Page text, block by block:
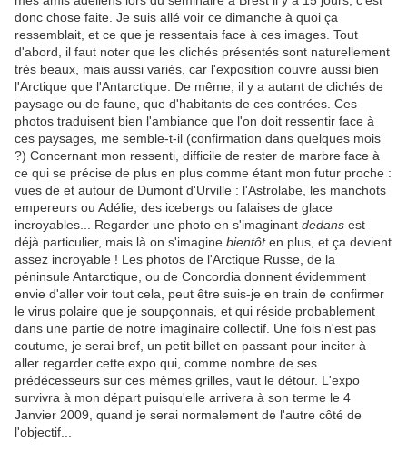
donc chose faite. Je suis allé voir ce dimanche à quoi ça
ressemblait, et ce que je ressentais face à ces images. Tout
d'abord, il faut noter que les clichés présentés sont naturellement
très beaux, mais aussi variés, car l'exposition couvre aussi bien
l'Arctique que l'Antarctique. De même, il y a autant de clichés de
paysage ou de faune, que d'habitants de ces contrées. Ces
photos traduisent bien l'ambiance que l'on doit ressentir face à
ces paysages, me semble-t-il (confirmation dans quelques mois
?) Concernant mon ressenti, difficile de rester de marbre face à
ce qui se précise de plus en plus comme étant mon futur proche :
vues de et autour de Dumont d'Urville : l'Astrolabe, les manchots
empereurs ou Adélie, des icebergs ou falaises de glace
incroyables... Regarder une photo en s'imaginant dedans est
déjà particulier, mais là on s'imagine bientôten plus, et ça devient
assez incroyable ! Les photos de l'Arctique Russe, de la
péninsule Antarctique, ou de Concordia donnent évidemment
envie d'aller voir tout cela, peut être suis-je en train de confirmer
le virus polaire que je soupçonnais, et qui réside probablement
dans une partie de notre imaginaire collectif. Une fois n'est pas
coutume, je serai bref, un petit billet en passant pour inciter à
aller regarder cette expo qui, comme nombre de ses
prédécesseurs sur ces mêmes grilles, vaut le détour. L'expo
survivra à mon départ puisqu'elle arrivera à son terme le 4
Janvier 2009, quand je serai normalement de l'autre côté de
l'objectif...